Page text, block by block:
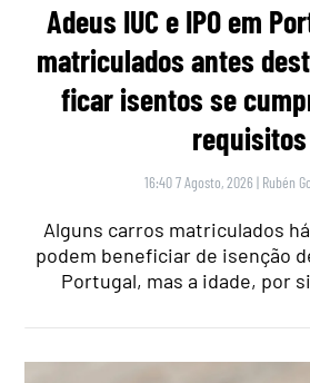
Adeus IUC e IPO em
matriculados antes
ficar isentos se
requisitos
16:40 7 Agosto, 2026 | Rubén
Alguns carros matriculados
podem beneficiar de isenção
Portugal, mas a idade, por